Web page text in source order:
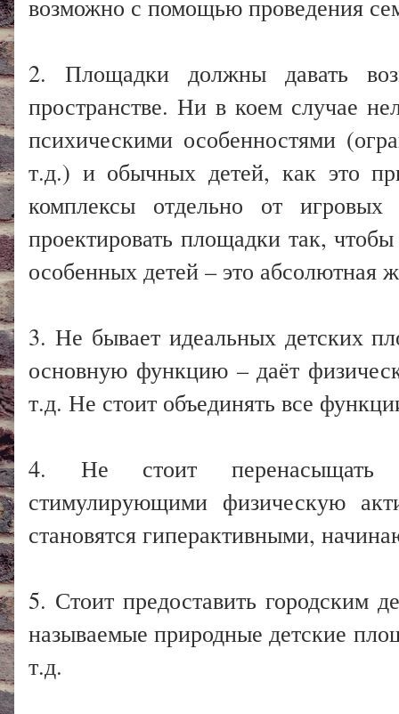
возможно с помощью проведения
2. Площадки должны давать
пространстве. Ни в коем случае
психическими особенностями
т.д.) и обычных детей, как это
комплексы отдельно от
проектировать площадки так,
особенных детей – это абсолютная
3. Не бывает идеальных детских
основную функцию – даёт
т.д. Не стоит объединять все
4. Не стоит перенасыщать
стимулирующими физическую
становятся гиперактивными,
5. Стоит предоставить городским
называемые природные детские
т.д.